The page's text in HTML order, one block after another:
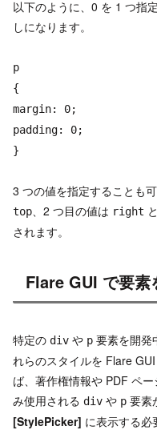
以下のように、0 を 1 つ指
しになります。
p
{
margin: 0;
padding: 0;
}
3 つの値を指定することも
top、2 つ目の値は right と
されます。
Flare GUI で要素
特定の div や p 要素を開発
れらのスタイルを Flare
ば、著作権情報や PDF ペ
み使用される div や p 要素
[StylePicker] に表示する必